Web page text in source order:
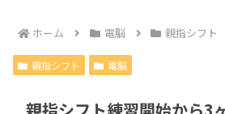
ホーム 電脳 親指シフト
親指シフト 電脳